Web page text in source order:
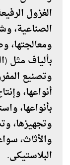
الغزول
الصناعية،
ومعالجتها،
بألياف مثل
وتصنيع
أنواعها،
بأنواعها،
وتجهيزها،
والأثاث،
البلاستيكى.